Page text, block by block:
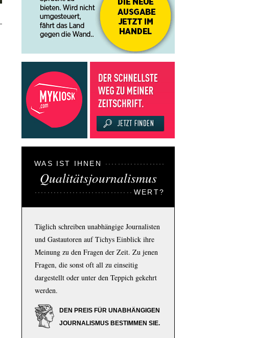
WAS IST IHNEN
Qualitätsjournalismus
WERT?
Täglich schreiben unabhängige Journalisten
und Gastautoren auf Tichys Einblick ihre
Meinung zu den Fragen der Zeit. Zu jenen
Fragen, die sonst oft all zu einseitig
dargestellt oder unter den Teppich gekehrt
werden.
DEN PREIS FÜR UNABHÄNGIGEN
JOURNALISMUS BESTIMMEN SIE.